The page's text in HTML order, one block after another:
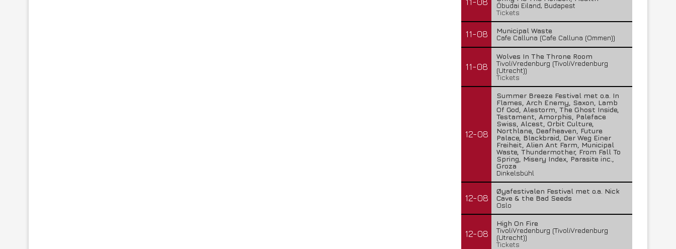
Óbudai Eiland, Budapest
Tickets
11-08
Municipal Waste
Cafe Calluna (Cafe Calluna (Ommen))
11-08
Wolves In The Throne Room
TivoliVredenburg (TivoliVredenburg
(Utrecht))
Tickets
12-08
Summer Breeze Festival met o.a. In
Flames, Arch Enemy, Saxon, Lamb
Of God, Alestorm, The Ghost Inside,
Testament, Amorphis, Paleface
Swiss, Alcest, Orbit Culture,
Northlane, Deafheaven, Future
Palace, Blackbraid, Der Weg Einer
Freiheit, Alien Ant Farm, Municipal
Waste, Thundermother, From Fall To
Spring, Misery Index, Parasite inc.,
Groza
Dinkelsbühl
12-08
Øyafestivalen Festival met o.a. Nick
Cave & the Bad Seeds
Oslo
12-08
High On Fire
TivoliVredenburg (TivoliVredenburg
(Utrecht))
Tickets